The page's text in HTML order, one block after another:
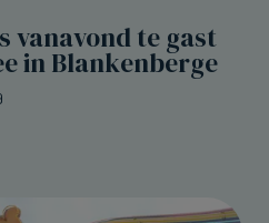
vanavond te gast
in Blankenberge